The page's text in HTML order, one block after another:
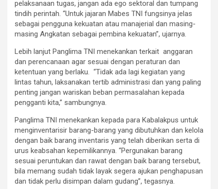
pelaksanaan tugas, jangan ada ego sektoral dan tumpang
tindih perintah. “Untuk jajaran Mabes TNI fungsinya jelas
sebagai pengguna kekuatan atau manajerial dan masing-
masing Angkatan sebagai pembina kekuatan”, ujarnya.
Lebih lanjut Panglima TNI menekankan terkait anggaran
dan perencanaan agar sesuai dengan peraturan dan
ketentuan yang berlaku. “Tidak ada lagi kegiatan yang
lintas tahun, laksanakan tertib administrasi dan yang paling
penting jangan wariskan beban permasalahan kepada
pengganti kita,” sambungnya.
Panglima TNI menekankan kepada para Kabalakpus untuk
menginventarisir barang-barang yang dibutuhkan dan kelola
dengan baik barang inventaris yang telah diberikan serta di
urus keabsahan kepemilikannya. “Pergunakan barang
sesuai peruntukan dan rawat dengan baik barang tersebut,
bila memang sudah tidak layak segera ajukan penghapusan
dan tidak perlu disimpan dalam gudang”, tegasnya.